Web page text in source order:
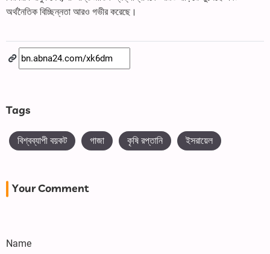
অর্থনৈতিক বিচ্ছিন্নতা আরও গভীর করেছে।
Tags
বিশ্বব্যাপী বয়কট গাজা কৃষি রপ্তানি ইসরায়েল
Your Comment
Name